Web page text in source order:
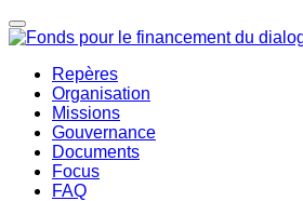
Repères
Organisation
Missions
Gouvernance
Documents
Focus
FAQ